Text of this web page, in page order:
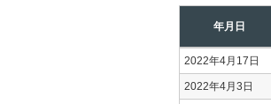
年月日
2022年4月17日
2022年4月3日